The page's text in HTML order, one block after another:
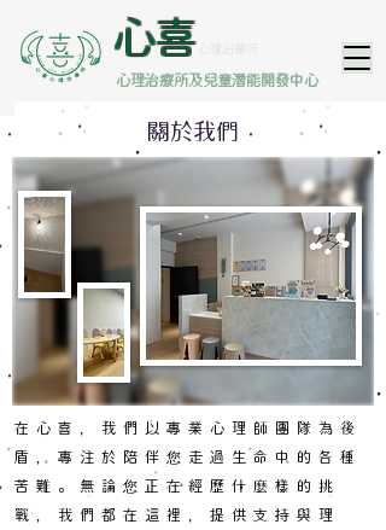
​心喜 心理治療所
心理治療所及兒童潛能開發中心
關於我們
​在心喜，我們以專業心理師團隊為後
盾，專注於陪伴您走過生命中的各種
苦難。無論您正在經歷什麼樣的挑
戰，我們都在這裡，提供支持與理